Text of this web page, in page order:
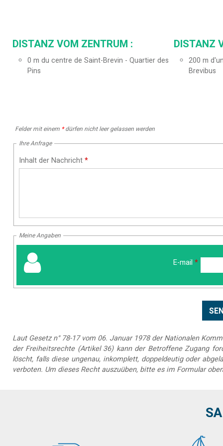
DISTANZ VOM ZENTRUM :
0 m du centre de Saint-Brevin - Quartier des
Pins
DISTANZ
200 m
Brevibus
Felder mit einem *dürfen nicht leer gelassen werden
Ihre Anfrage
Inhalt der Nachricht*
Meine Angaben
E-mail *
Laut Gesetz n° 78-17 vom 06. Januar 1978 der Nationalen
der Freiheitsrechte (Artikel 36) kann der Betroffene Zugang
löscht, falls diese ungenau, inkomplett, doppeldeutig oder
verboten. Um dieses Recht auszuüben, bitte es im Formular